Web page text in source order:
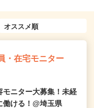
・在宅モニター
ニター大募集！未経
働ける！@埼玉県